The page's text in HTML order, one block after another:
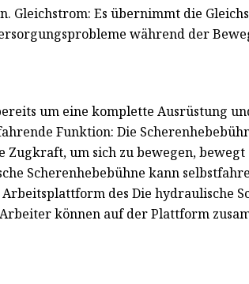
Gleichstrom: Es übernimmt die
während der
um eine komplette Ausrüstung
Funktion: Die
um sich zu bewegen,
Scherenhebebühne kann
des Die hydraulische
können auf der Plattform